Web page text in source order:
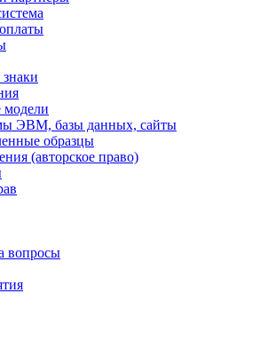
модели
ЭВМ, базы данных, сайты
образцы
(авторское право)
вопросы